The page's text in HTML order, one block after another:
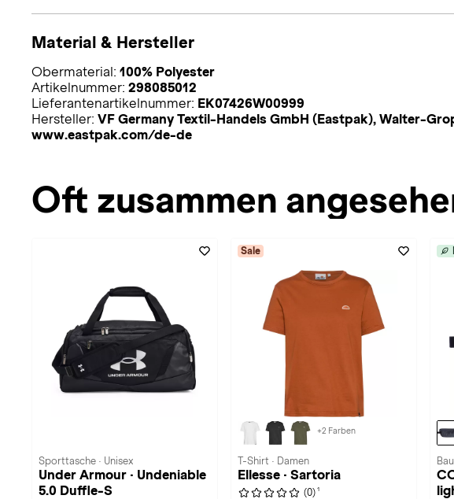
Material & Hersteller
Obermaterial: 100% Polyester
Artikelnummer: 298085012
Lieferantenartikelnummer: EK07426W00999
Hersteller: VF Germany Textil-Handels GmbH (Eastpak), Walter-
www.eastpak.com/de-de
Oft zusammen
Sporttasche · Unisex
Under Armour · Undeniable
5.0 Duffle-S
Sale
+2 Farben
T-Shirt · Damen
Ellesse · Sartoria
(0) 1